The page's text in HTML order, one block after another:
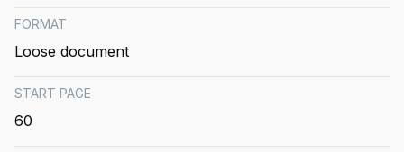
FORMAT
Loose document
START PAGE
60